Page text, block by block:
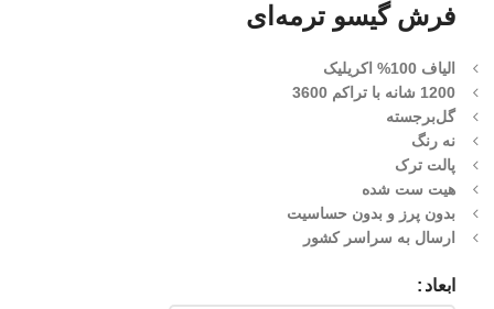
فرش گیسو ترمه‌ای
الیاف 100% اکریلیک
1200 شانه با تراکم 3600
گل‌برجسته
نه رنگ
پالت ترک
هیت ست شده
بدون پرز و بدون حساسیت
ارسال به سراسر کشور
ابعاد